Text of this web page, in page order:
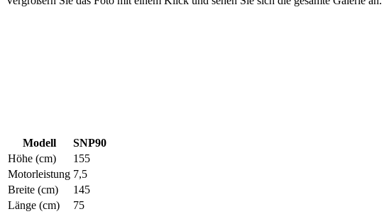
Modell
SNP90
Höhe (cm)
155
Motorleistung 7,5
Breite (cm)
145
Länge (cm)
75